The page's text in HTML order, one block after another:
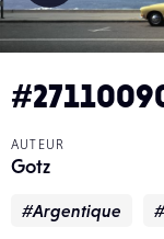
AUTEUR
Gotz
#Argentique